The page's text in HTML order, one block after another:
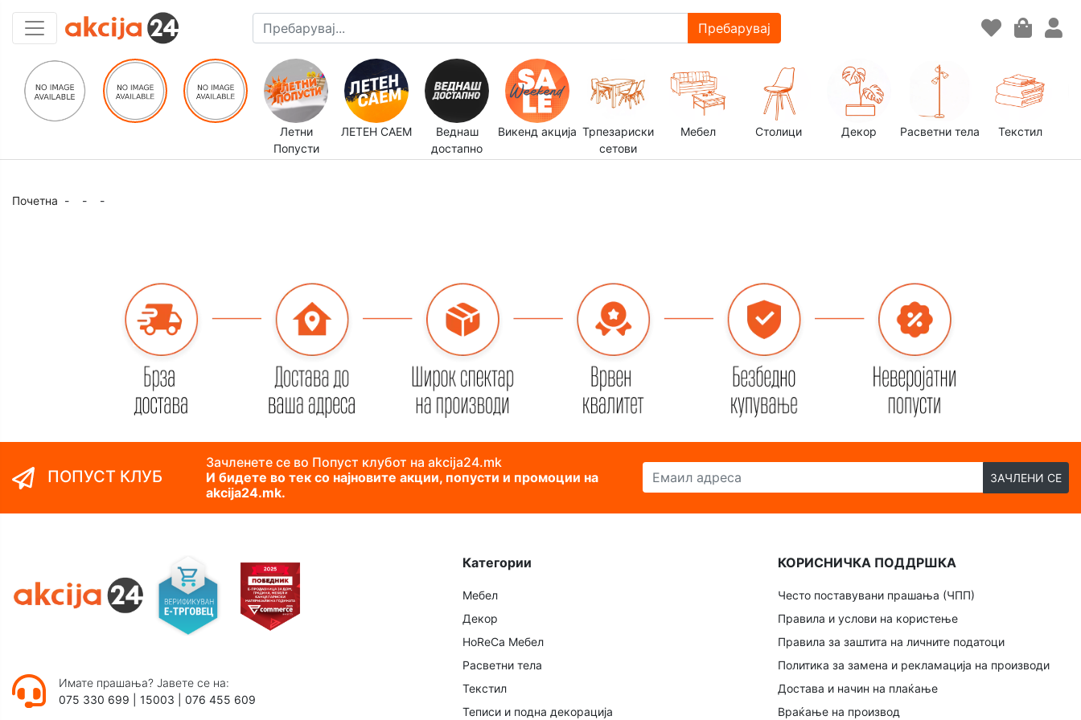
Пребарувај
Летни
Попусти
ЛЕТЕН САЕМ
Веднаш
достапно
Викенд акција Трпезариски
сетови
Мебел Столици Декор Расветни тела Текстил
Почетна - - -
ПОПУСТ КЛУБ
Зачленете се во Попуст клубот на akcija24.mk
И бидете во тек со најновите акции, попусти и промоции на
akcija24.mk.
Емаил адреса
ЗАЧЛЕНИ СЕ
Имате прашања? Јавете се на:
075 330 699
15003 076 455 609
Категории
Мебел
Декор
HoReCa Мебел
Расветни тела
Текстил
Теписи и подна декорација
КОРИСНИЧКА ПОДДРШКА
Често поставувани прашања (ЧПП)
Правила и услови на користење
Правила за заштита на личните податоци
Политика за замена и рекламација на производи
Достава и начин на плаќање
Враќање на производ